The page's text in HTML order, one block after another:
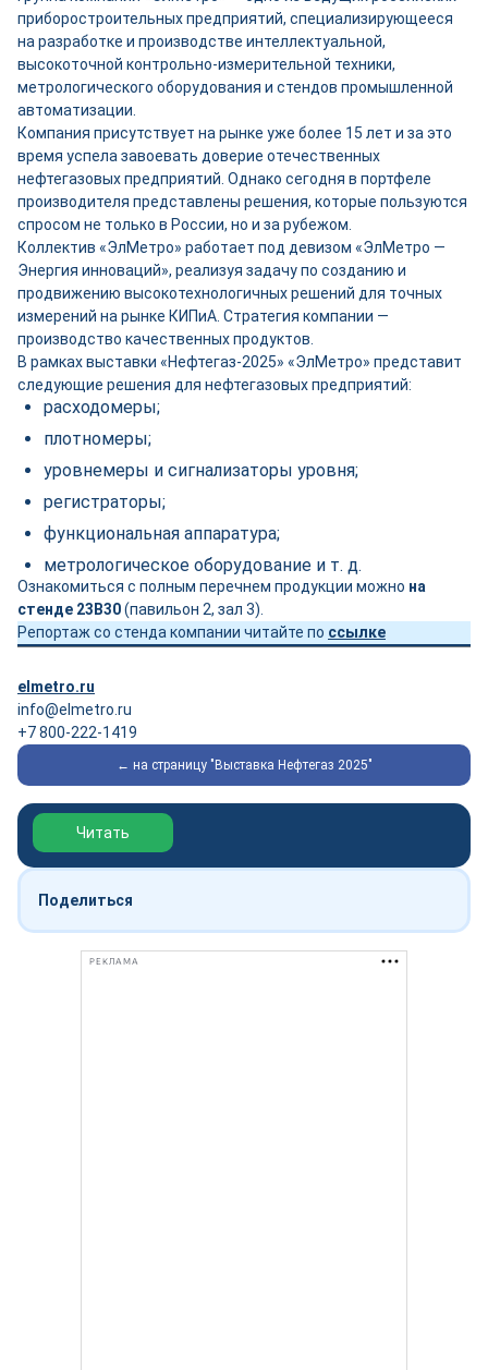
приборостроительных предприятий, специализирующееся
на разработке и производстве интеллектуальной,
высокоточной контрольно-измерительной техники,
метрологического оборудования и стендов промышленной
автоматизации.
Компания присутствует на рынке уже более 15 лет и за это
время успела завоевать доверие отечественных
нефтегазовых предприятий. Однако сегодня в портфеле
производителя представлены решения, которые пользуются
спросом не только в России, но и за рубежом.
Коллектив «ЭлМетро» работает под девизом «ЭлМетро —
Энергия инноваций», реализуя задачу по созданию и
продвижению высокотехнологичных решений для точных
измерений на рынке КИПиА. Стратегия компании —
производство качественных продуктов.
В рамках выставки «Нефтегаз-2025» «ЭлМетро» представит
следующие решения для нефтегазовых предприятий:
расходомеры;
плотномеры;
уровнемеры и сигнализаторы уровня;
регистраторы;
функциональная аппаратура;
метрологическое оборудование и т. д.
Ознакомиться с полным перечнем продукции можно на
стенде 23В30(павильон 2, зал 3).
Репортаж со стенда компании читайте по ссылке
elmetro.ru
info@elmetro.ru
+7 800-222-1419
← на страницу "Выставка Нефтегаз 2025"
Обзор выставки Нефтегаз-2026
Читать
Поделиться
РЕКЛАМА